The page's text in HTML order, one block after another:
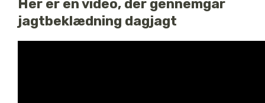
Her er en video, der gennemgår
jagtbeklædning dagjagt